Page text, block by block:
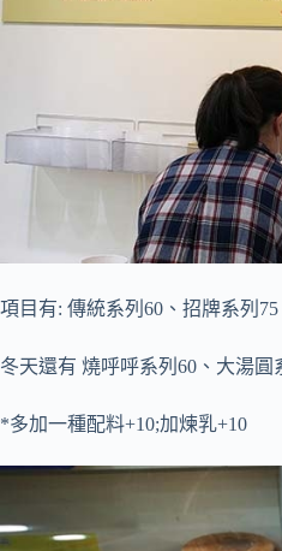
項目有: 傳統系列60、招牌系列
冬天還有 燒呼呼系列60、大湯圓
*多加一種配料+10;加煉乳+10